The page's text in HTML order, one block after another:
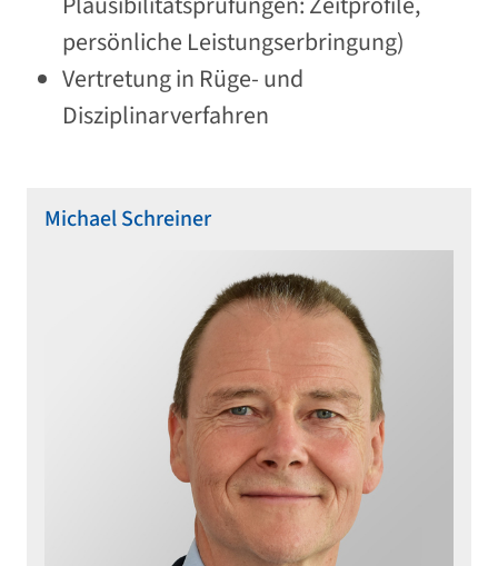
persönliche Leistungserbringung)
Vertretung in Rüge- und
Disziplinarverfahren
Michael Schreiner